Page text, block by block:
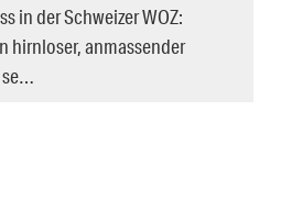
in der Schweizer WOZ:
hirnloser, anmassender
se…